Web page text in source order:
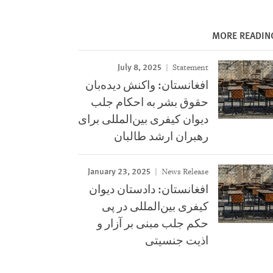
MORE
July 8, 2025 Statement
افغانستان: واکنش دیده‌بان
حقوق بشر به احکام جلب
دیوان کیفری بین‌المللی برای
رهبران ارشد طالبان
January 23, 2025 News Release
افغانستان: دادستان دیوان
کیفری بین‌المللی در پی
حکم جلب مبنی بر آزار و
اذیت جنسیتی